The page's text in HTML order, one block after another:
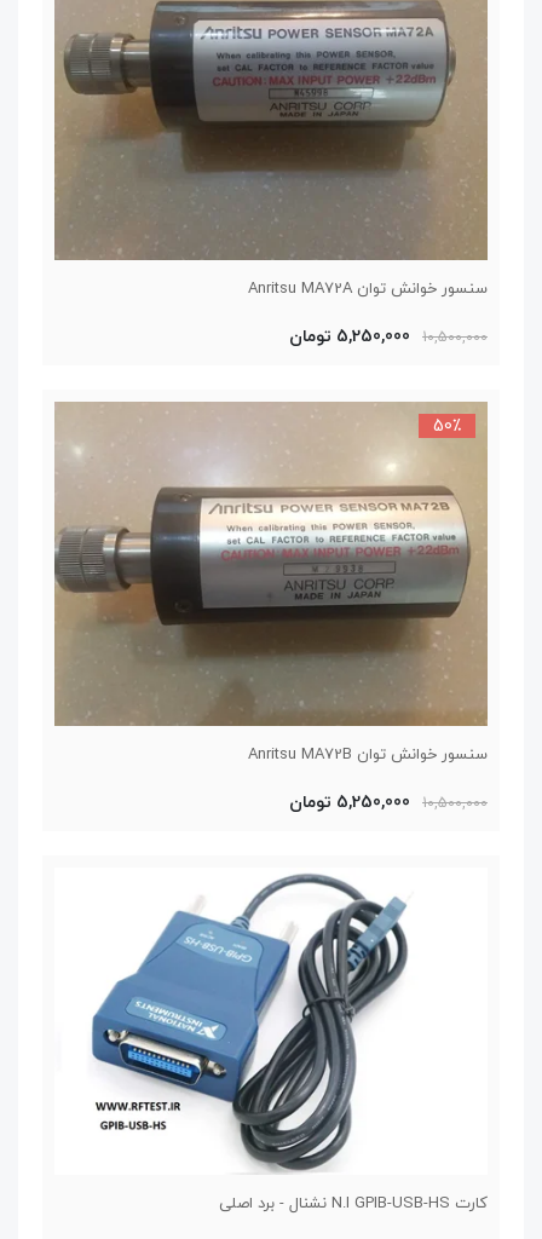
سنسور خوانش توان Anritsu MA72A
10,500,000 5,250,000 تومان
سنسور خوانش توان Anritsu MA72B
50٪
10,500,000 5,250,000 تومان
کارت N.I GPIB-USB-HS نشنال - برد اصلی